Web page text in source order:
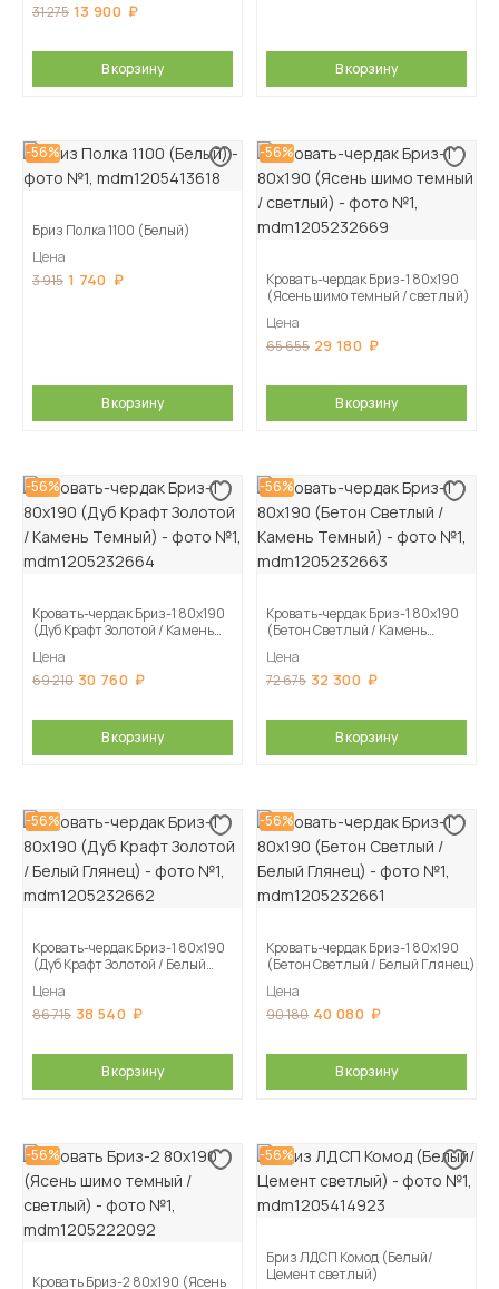
31 275 13 900
В корзину В корзину
-56%
Бриз Полка 1100 (Белый)
Цена
3 915 1 740
В корзину
-56%
Кровать-чердак Бриз-1 80х190
(Ясень шимо темный / светлый)
Цена
65 655 29 180
В корзину
-56%
Кровать-чердак Бриз-1 80х190
(Дуб Крафт Золотой / Камень
Цена
69 210 30 760
В корзину
-56%
Кровать-чердак Бриз-1 80х190
(Бетон Светлый / Камень
Цена
72 675 32 300
В корзину
-56%
Кровать-чердак Бриз-1 80х190
(Дуб Крафт Золотой / Белый
Цена
86 715 38 540
В корзину
-56%
Кровать-чердак Бриз-1 80х190
(Бетон Светлый / Белый Глянец)
Цена
90 180 40 080
В корзину
-56%
Кровать Бриз-2 80х190 (Ясень
-56%
Бриз ЛДСП Комод (Белый/
Цемент светлый)